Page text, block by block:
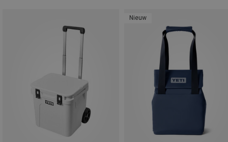
Nieuw